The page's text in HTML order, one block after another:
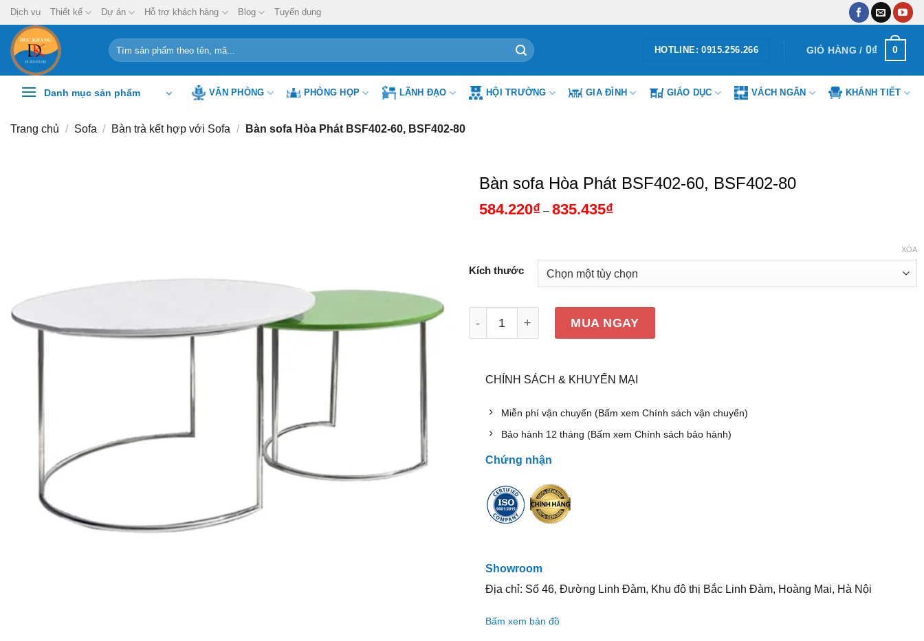
Chuyển
đến
nội
dung
Dịch vụ Thiết kế Dự án Hỗ trợ khách hàng Blog Tuyển dụng
Tìm
kiếm:
HOTLINE: 0915.256.266 GIỎ HÀNG / 0₫ 0
Danh mục sản phẩm VĂN PHÒNG PHÒNG HỌP LÃNH ĐẠO HỘI TRƯỜNG GIA ĐÌNH GIÁO DỤC VÁCH NGĂN KHÁNH TIẾT
Trang chủ / Sofa / Bàn trà kết hợp với Sofa / Bàn sofa Hòa Phát BSF402-60, BSF402-80
Bàn sofa Hòa Phát BSF402-60, BSF402-80
584.220₫ – 835.435₫Khoảng
835.435₫
Kích thước
XÓA
MUA NGAY
CHÍNH SÁCH & KHUYẾN MẠI
Miễn phí vận chuyển (Bấm xem Chính sách vận chuyển)
Bảo hành 12 tháng (Bấm xem Chính sách bảo hành)
Chứng nhận
Showroom
Địa chỉ: Số 46, Đường Linh Đàm, Khu đô thị Bắc Linh Đàm, Hoàng Mai, Hà Nội
Bấm xem bản đồ